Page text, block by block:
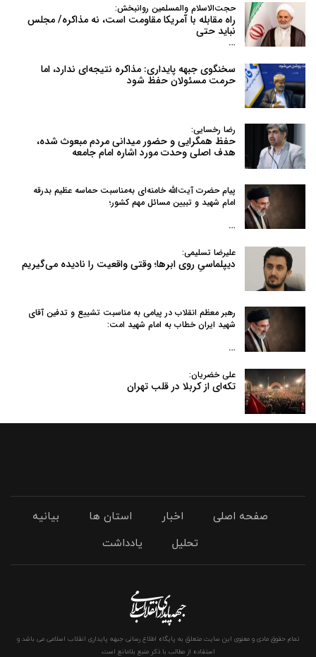
حجت‌الاسلام والمسلمین روانبخش:
راه مقابله با آمریکا مقاومت است، نه مذاکره/ مجلس
نباید حتی
…
سخنگوی جبهه پایداری: مذاکره نتیجه‌ای ندارد، اما
حرمت مسئولان حفظ شود
رضا رخسایی:
حفظ همگرایی و حضور میدانی مردم مبعوث شده،
هدف اصلی وحدت مورد اشاره امام جامعه
پیام حضرت آیت‌الله خامنه‌ای به‌مناسبت حماسه عظیم بدرقه
امام شهید و تبیین مسائل مهم کشور؛
…
علیرضا تسلیمی:
دیپلماسیِ روی ابرها؛ وقتی واقعیت را نادیده می‌گیریم
رهبر معظم انقلاب در پیامی به‌ مناسبت تشییع و تدفین آقای
شهید ایران خطاب به امام شهید امت:
…
علی خضریان:
تکه‌ای از کربلا در قلب تهران
صفحه اصلی اخبار استان ها
بیانیه
تحلیل
یادداشت
تمام حقوق مادی و معنوی این سایت متعلق به پایگاه اطلاع رسانی جبهه پایداری انقلاب اسلامی می باشد و
استفاده از مطالب با ذکر منبع بلامانع است.